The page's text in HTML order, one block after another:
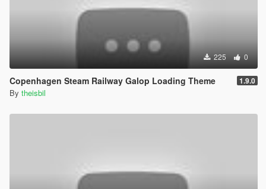
225 0
Copenhagen Steam Railway Galop Loading Theme 1.9.0
By theisbil